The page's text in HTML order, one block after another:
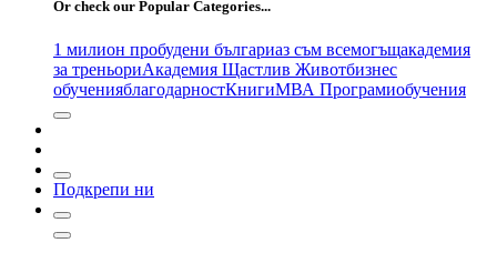
Or check our Popular Categories...
1 милион пробудени българиаз съм всемогъщакадемия
за треньориАкадемия Щастлив Животбизнес
обученияблагодарностКнигиМВА Програмиобучения
Подкрепи ни